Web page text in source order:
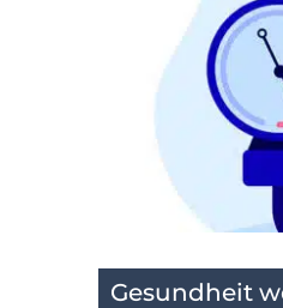
Gesundheit